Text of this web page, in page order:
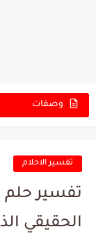
وصفات
تفسير الاحلام
تفسير حلم
الحقيقي